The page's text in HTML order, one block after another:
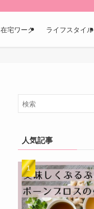
在宅ワーク ライフスタイル
人気記事